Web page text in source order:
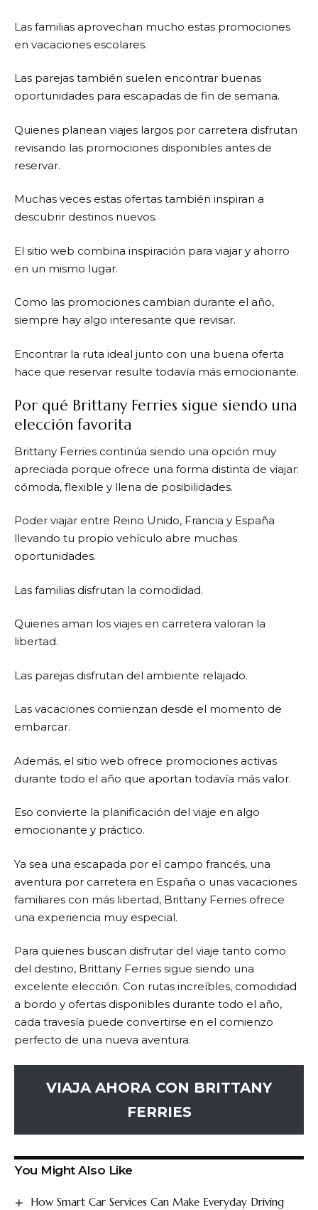
Las familias aprovechan mucho estas promociones
en vacaciones escolares.
Las parejas también suelen encontrar buenas
oportunidades para escapadas de fin de semana.
Quienes planean viajes largos por carretera disfrutan
revisando las promociones disponibles antes de
reservar.
Muchas veces estas ofertas también inspiran a
descubrir destinos nuevos.
El sitio web combina inspiración para viajar y ahorro
en un mismo lugar.
Como las promociones cambian durante el año,
siempre hay algo interesante que revisar.
Encontrar la ruta ideal junto con una buena oferta
hace que reservar resulte todavía más emocionante.
Por qué Brittany Ferries sigue siendo una
elección favorita
Brittany Ferries continúa siendo una opción muy
apreciada porque ofrece una forma distinta de viajar:
cómoda, flexible y llena de posibilidades.
Poder viajar entre Reino Unido, Francia y España
llevando tu propio vehículo abre muchas
oportunidades.
Las familias disfrutan la comodidad.
Quienes aman los viajes en carretera valoran la
libertad.
Las parejas disfrutan del ambiente relajado.
Las vacaciones comienzan desde el momento de
embarcar.
Además, el sitio web ofrece promociones activas
durante todo el año que aportan todavía más valor.
Eso convierte la planificación del viaje en algo
emocionante y práctico.
Ya sea una escapada por el campo francés, una
aventura por carretera en España o unas vacaciones
familiares con más libertad, Brittany Ferries ofrece
una experiencia muy especial.
Para quienes buscan disfrutar del viaje tanto como
del destino, Brittany Ferries sigue siendo una
excelente elección. Con rutas increíbles, comodidad
a bordo y ofertas disponibles durante todo el año,
cada travesía puede convertirse en el comienzo
perfecto de una nueva aventura.
VIAJA AHORA CON BRITTANY
FERRIES
You Might Also Like
How Smart Car Services Can Make Everyday Driving